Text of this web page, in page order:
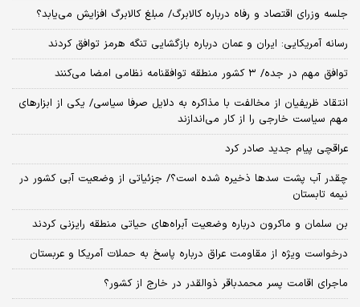
جلسه وزرای اقتصاد و رفاه درباره کالابرگ/ مبلغ کالابرگ افزایش می‌یابد؟
رسانه آمریکایی: ایران و عمان درباره بازگشایی تنگه هرمز توافق کردند
توافق مهم در جده/ ۳ کشور منطقه توافقنامه نظامی امضا می‌کنند
انتقاد ظریفیان از مخالفت با مذاکره به دلایل صرفا سیاسی/ یکی از ابزارهای
مهم سیاست خارجی را از کار می‌اندازند
عراقچی پیام جدید صادر کرد
چقدر آب پشت سدها ذخیره شده است؟/ جزئیاتی از وضعیت آبی کشور در
نیمه تابستان
بن سلمان و ماکرون درباره وضعیت آبراه‌های حیاتی منطقه رایزنی کردند
درخواست ویژه از مقاومت عراق درباره پاسخ به حملات آمریکا و عربستان
ماجرای اقامت پسر محمدباقر ذوالقدر در خارج از کشور؟